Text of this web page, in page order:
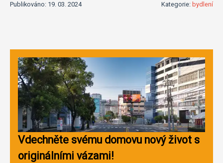
Publikováno: 19. 03. 2024 Kategorie: bydlení
Vdechněte svému domovu nový život s
originálními vázami!